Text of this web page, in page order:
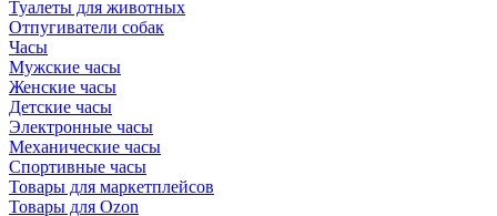
Туалеты для животных
Отпугиватели собак
Часы
Мужские часы
Женские часы
Детские часы
Электронные часы
Механические часы
Спортивные часы
Товары для маркетплейсов
Товары для Ozon